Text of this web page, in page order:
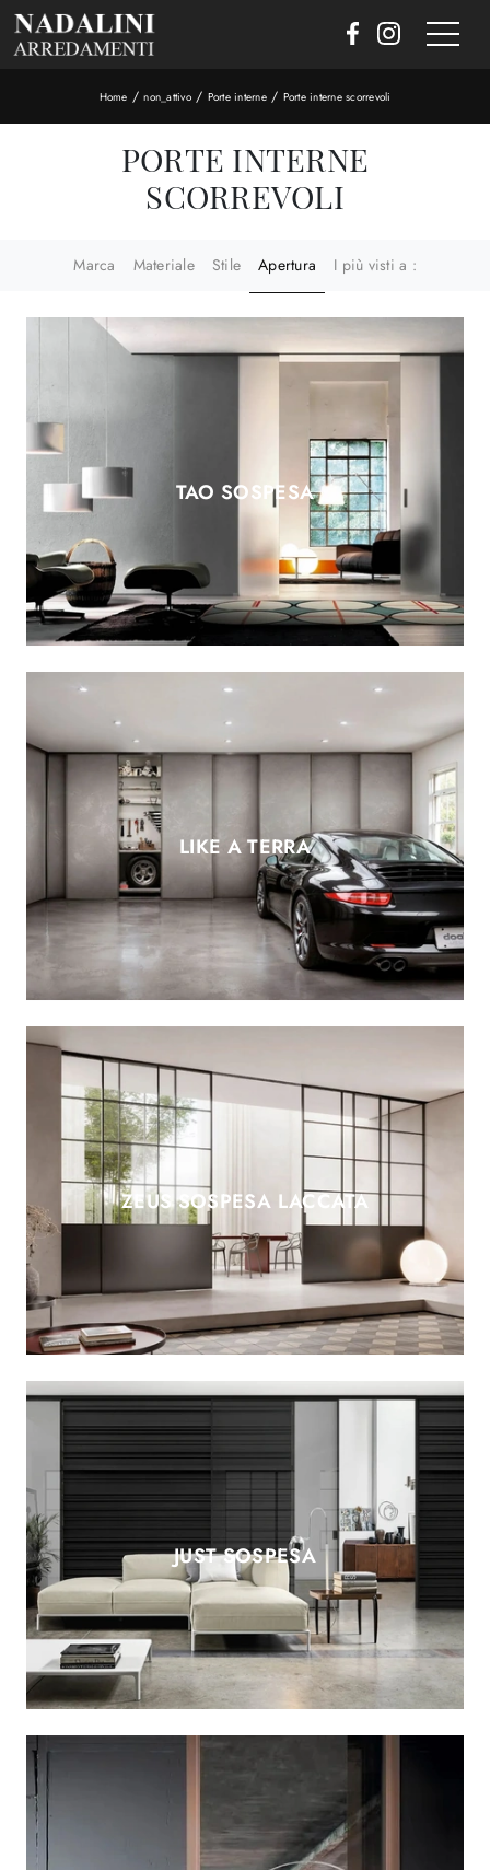
Home /non_attivo/ Porte interne/ Porte interne scorrevoli
PORTE INTERNE
SCORREVOLI
Marca Materiale Stile Apertura I più visti a :
TAO SOSPESA
LIKE A TERRA
ZEUS SOSPESA LACCATA
JUST SOSPESA